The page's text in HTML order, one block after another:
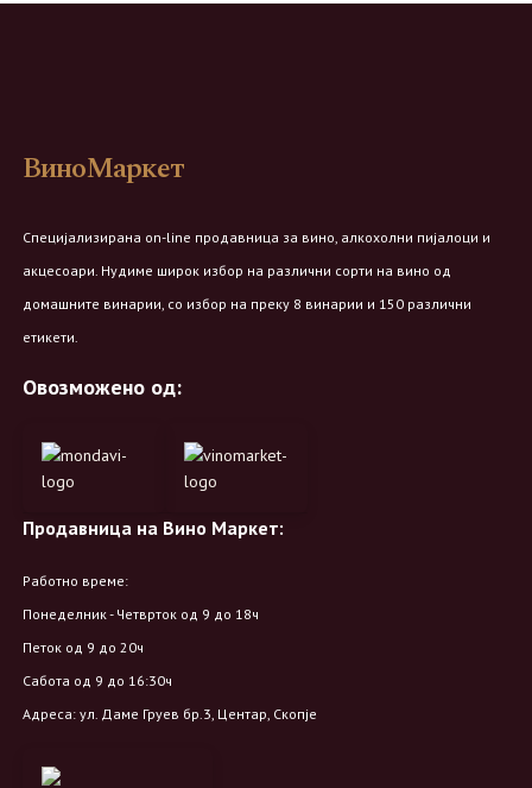
ВиноМаркет
Специјализирана on-line продавница за вино, алкохолни пијалоци и
акцесоари. Нудиме широк избор на различни сорти на вино од
домашните винарии, со избор на преку 8 винарии и 150 различни
етикети.
Овозможено од:
Продавница на Вино Маркет:
Работно време:
Понеделник - Четврток од 9 до 18ч
Петок од 9 до 20ч
Сабота од 9 до 16:30ч
Адреса: ул. Даме Груев бр.3, Центар, Скопје